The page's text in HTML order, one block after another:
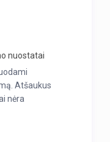
nuostatai
Atšaukus
nėra